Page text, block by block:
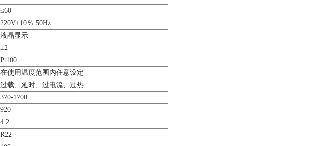
≤60
220V±10％ 50Hz
液晶显示
±2
Pt100
在使用温度范围内任意设定
过载、延时、过电流、过热
370-1700
920
4.2
R22